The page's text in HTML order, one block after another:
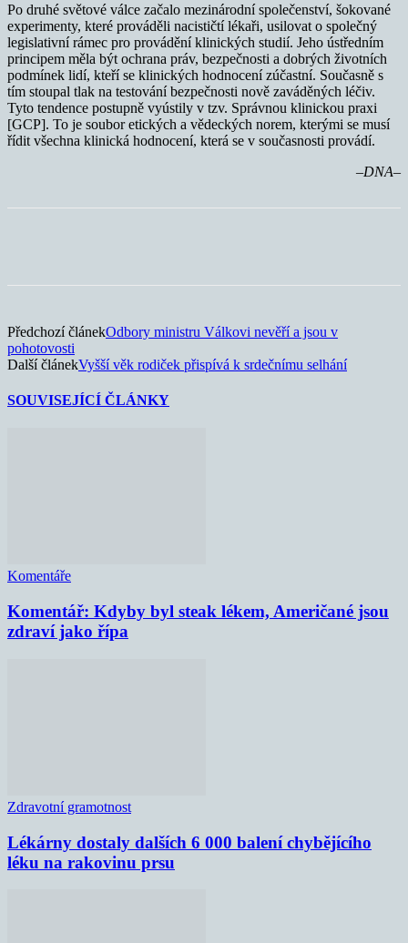
Po druhé světové válce začalo mezinárodní společenství, šokované
experimenty, které prováděli nacističtí lékaři, usilovat o společný
legislativní rámec pro provádění klinických studií. Jeho ústředním
principem měla být ochrana práv, bezpečnosti a dobrých životních
podmínek lidí, kteří se klinických hodnocení zúčastní. Současně s
tím stoupal tlak na testování bezpečnosti nově zaváděných léčiv.
Tyto tendence postupně vyústily v tzv. Správnou klinickou praxi
[GCP]. To je soubor etických a vědeckých norem, kterými se musí
řídit všechna klinická hodnocení, která se v současnosti provádí.
–DNA–
Předchozí článekOdbory ministru Válkovi nevěří a jsou v
pohotovosti
Další článekVyšší věk rodiček přispívá k srdečnímu selhání
SOUVISEJÍCÍ ČLÁNKY
Komentáře
Komentář: Kdyby byl steak lékem, Američané jsou
zdraví jako řípa
Zdravotní gramotnost
Lékárny dostaly dalších 6 000 balení chybějícího
léku na rakovinu prsu